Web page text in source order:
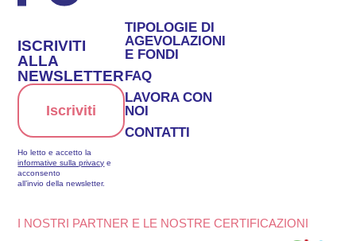
TIPOLOGIE DI
AGEVOLAZIONI
E FONDI
FAQ
LAVORA CON
NOI
CONTATTI
ISCRIVITI
ALLA
NEWSLETTER
Iscriviti
Ho letto e accetto la
informative sulla privacy e
acconsento
all’invio della newsletter.
I NOSTRI PARTNER E LE NOSTRE CERTIFICAZIONI